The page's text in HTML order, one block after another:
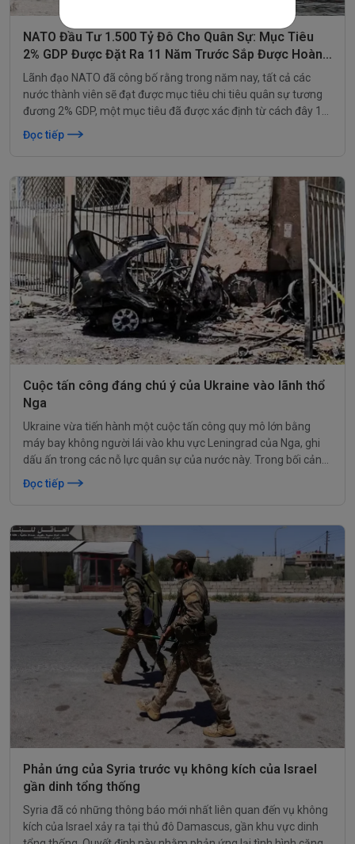
NATO Đầu Tư 1.500 Tỷ Đô Cho Quân Sự: Mục Tiêu
2% GDP Được Đặt Ra 11 Năm Trước Sắp Được Hoàn
Thành
Lãnh đạo NATO đã công bố rằng trong năm nay, tất cả các
nước thành viên sẽ đạt được mục tiêu chi tiêu quân sự tương
đương 2% GDP, một mục tiêu đã được xác định từ cách đây 11
Đọc tiếp
Cuộc tấn công đáng chú ý của Ukraine vào lãnh thổ
Nga
Ukraine vừa tiến hành một cuộc tấn công quy mô lớn bằng
máy bay không người lái vào khu vực Leningrad của Nga, ghi
dấu ấn trong các nỗ lực quân sự của nước này. Trong bối cảnh
căng thẳng, các đàm phán hòa bình tại Istanbul cũng đang
được quan tâm.
Đọc tiếp
Phản ứng của Syria trước vụ không kích của Israel
gần dinh tổng thống
Syria đã có những thông báo mới nhất liên quan đến vụ không
kích của Israel xảy ra tại thủ đô Damascus, gần khu vực dinh